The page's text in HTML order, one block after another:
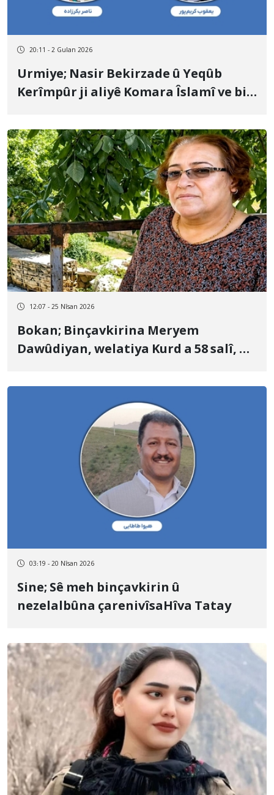
20:11 - 2 Gulan 2026
Urmiye; Nasir Bekirzade û Yeqûb
Kerîmpûr ji aliyê Komara Îslamî ve bi
12:07 - 25 Nîsan 2026
Bokan; Binçavkirina Meryem
Dawûdiyan, welatiya Kurd a 58 salî, û
Urmiyê
03:19 - 20 Nîsan 2026
Sine; Sê meh binçavkirin û
nezelalbûna çarenivîsaHîva Tatay